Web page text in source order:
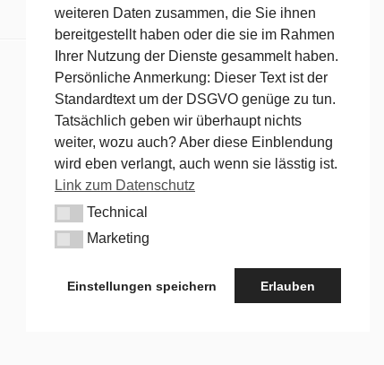
weiteren Daten zusammen, die Sie ihnen
bereitgestellt haben oder die sie im Rahmen
Ihrer Nutzung der Dienste gesammelt haben.
Persönliche Anmerkung: Dieser Text ist der
Standardtext um der DSGVO genüge zu tun.
Tatsächlich geben wir überhaupt nichts
weiter, wozu auch? Aber diese Einblendung
wird eben verlangt, auch wenn sie lässtig ist.
Link zum Datenschutz
TechnicalTechnical
MarketingMarketing
Einstellungen speichern Erlauben